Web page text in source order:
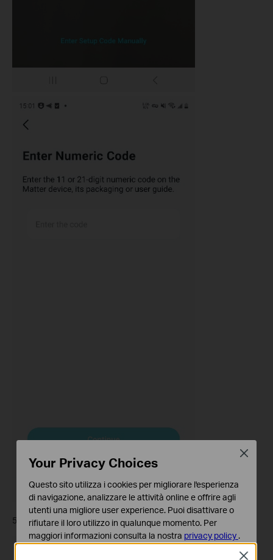
5. Select a network to add this device.
Close
Your Privacy Choices
Questo sito utilizza i cookies per migliorare l'esperienza
di navigazione, analizzare le attività online e offrire agli
utenti una migliore user experience. Puoi disattivare o
rifiutare il loro utilizzo in qualunque momento. Per
maggiori informazioni consulta la nostra privacy policy .
Close